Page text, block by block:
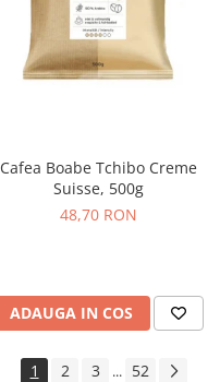
Cafea Boabe Tchibo Creme
Suisse, 500g
48,70 RON
ADAUGA IN COS
1 2 3 ... 52